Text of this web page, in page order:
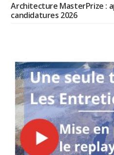
Architecture MasterPrize :
candidatures 2026